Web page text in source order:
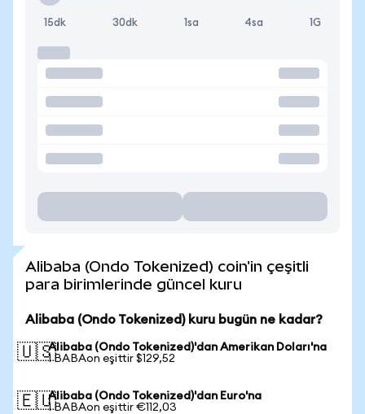
15dk 30dk 1sa 4sa 1G
Alibaba (Ondo Tokenized) coin'in çeşitli
para birimlerinde güncel kuru
Alibaba (Ondo Tokenized) kuru bugün ne kadar?
🇺🇸Alibaba (Ondo Tokenized)'dan Amerikan Doları'na
1 BABAon eşittir $129,52
🇪🇺Alibaba (Ondo Tokenized)'dan Euro'na
1 BABAon eşittir €112,03